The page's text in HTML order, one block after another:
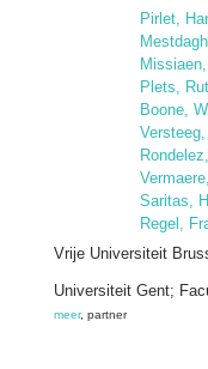
Pirlet,
Plets,
Boone,
Saritas,
Regel,
Vrije Universiteit
Universiteit Gent;
meer, partner